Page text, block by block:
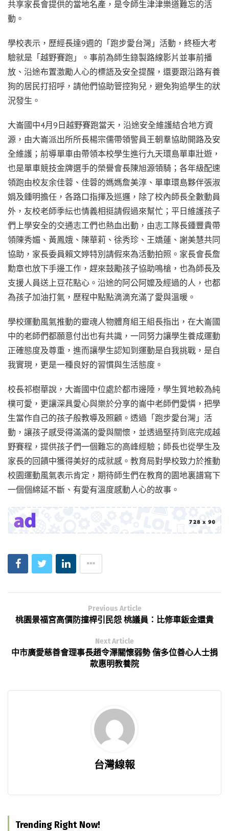
共享家長會提供的當地名產，是令師生津津樂道難忘的活
動。
學校表示，歷經長達9週的「跑步愛台灣」活動，終極大考
驗就是「越野賽跑」。事前為師生錄製路線影片並事前播
放、沿途布置激勵人心的標語及安全提醒，還要跟沿路有養
狗的居民打招呼，請他們協助管控狗兒，避免狗追學生的狀
況發生。
大崙國中4月9日越野賽跑當天，沿途安全維護結合地方資
源，由大崙派出所所長楊宗儒帶領警員王朝羣協助開路及安
全維護；前導單車由帶領本校學生進行九天環島單車壯遊，
也是單車競技金牌選手的榮譽會長陳旭源領騎；各年級配速
領跑由校友余佳蓉、佳蓉的媽媽詹美淳、單車環島夥伴張淑
娟及鍾明擔任，各路口指揮及巡邏，除了校內師長全數動員
外，友校老師季紜也情義相挺請假過來幫忙；平日維護孩子
們上學安全的交通志工們也熱血出動，由志工隊長鍾豐貴帶
領陳秀媚、黃鳳娥、陳華莉、徐秀珍、王嬌蓮、謝美慧共同
協助，家長委員賴文婷特別請假來為活動拍照。家長會長詹
勳章也放下手邊工作，趕來鼓勵孩子協助鳴槍，也為師長及
支援人員送上豆花點心。沿途的阿公阿嬤及經過的人，也都
為孩子加油打氣，歷程中點點滴滴充滿了愛與溫暖。
學校運動風氣推動的靈魂人物體育組王組長指出，在大崙國
中的老師們都願意付出也有共識，一同努力讓學生養成運動
正確態度及尊重，進而讓學生認知到運動是自我挑戰，是自
我實現，更是一種良好的習慣與生活態度。
校長祁樹華說，大崙國中位處於都市邊陲，學生質地較為純
樸可愛，更讓深具愛心與樂於分享的崙中老師們愛憐，把學
生當作自己的孩子般教導及照顧。透過「跑步愛台灣」活
動，讓孩子感受得滿滿的愛與關懷，並透過堅持到底完成越
野賽程，提供孩子們一個難忘的高峰經驗；師長也從學生及
家長的回饋中獲得美好的成就感。教育局對學校致力於推動
校園運動風氣表示肯定，期待師生們在教育的園地裏譜寫下
一個個綿延不斷、有愛有溫度感動人心的故事。
Previous Article
桃園景福宮高價防撞桿引民怨 桃議員：比修車鈑金還貴
Next Article
中市廣愛慈善會理事長趙令澤關懷弱勢 偕多位善心人士捐
款惠明教養院
台灣線報
Trending Right Now!